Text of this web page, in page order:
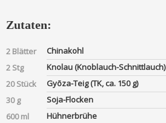
Zutaten:
2 Blätter
Chinakohl
2 Stg
Knolau (Knoblauch-Schnittlauch)
20 Stück
Gyōza-Teig (TK, ca. 150 g)
30 g
Soja-Flocken
600 ml
Hühnerbrühe